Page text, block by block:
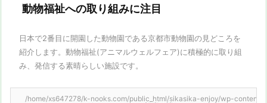
動物福祉への取り組みに注目
日本で2番目に開園した動物園である京都市動物園の見どころを
紹介します。動物福祉(アニマルウェルフェア)に積極的に取り組
み、発信する素晴らしい施設です。
/home/xs647278/k-nooks.com/public_html/sikasika-enjoy/wp-